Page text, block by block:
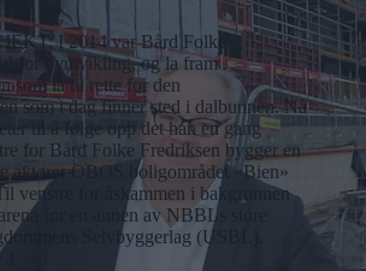
I 2014 var Bård Folke
for byutvikling, og la fram
som la til rette for den
som i dag finner sted i dalbunnen. Nå
til å følge opp det han en gang
for Bård Folke Fredriksen bygger en
aktører OBOS boligområdet «Bien»
venstre for åskammen i bakgrunnen
for en annen av NBBLs store
Selvbyggerlag (USBL).